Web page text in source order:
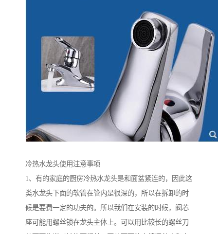
冷热水龙头使用注意事项
1、有的家庭的厨房冷热水龙头是和面盆紧连的，因此这
类水龙头下面的软管在管内是很深的，所以在拆卸的时
候是要费一定的功夫的。所以我们在安装的时候，阀芯
座可能用螺丝锁在龙头主体上。可以用比较长的螺丝刀